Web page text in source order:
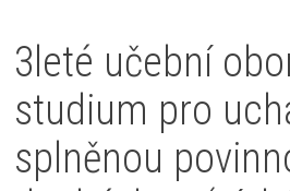
3leté učební
studium pro
splněnou